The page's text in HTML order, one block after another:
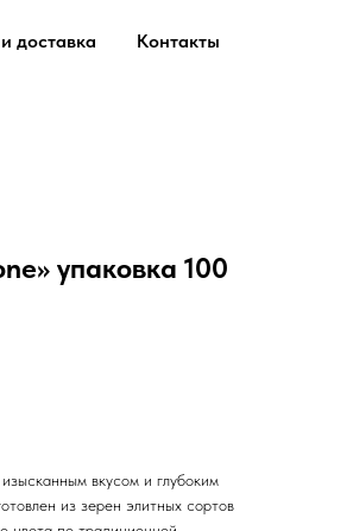
доставка Контакты
упаковка 100
вкусом и глубоким
из зерен элитных сортов